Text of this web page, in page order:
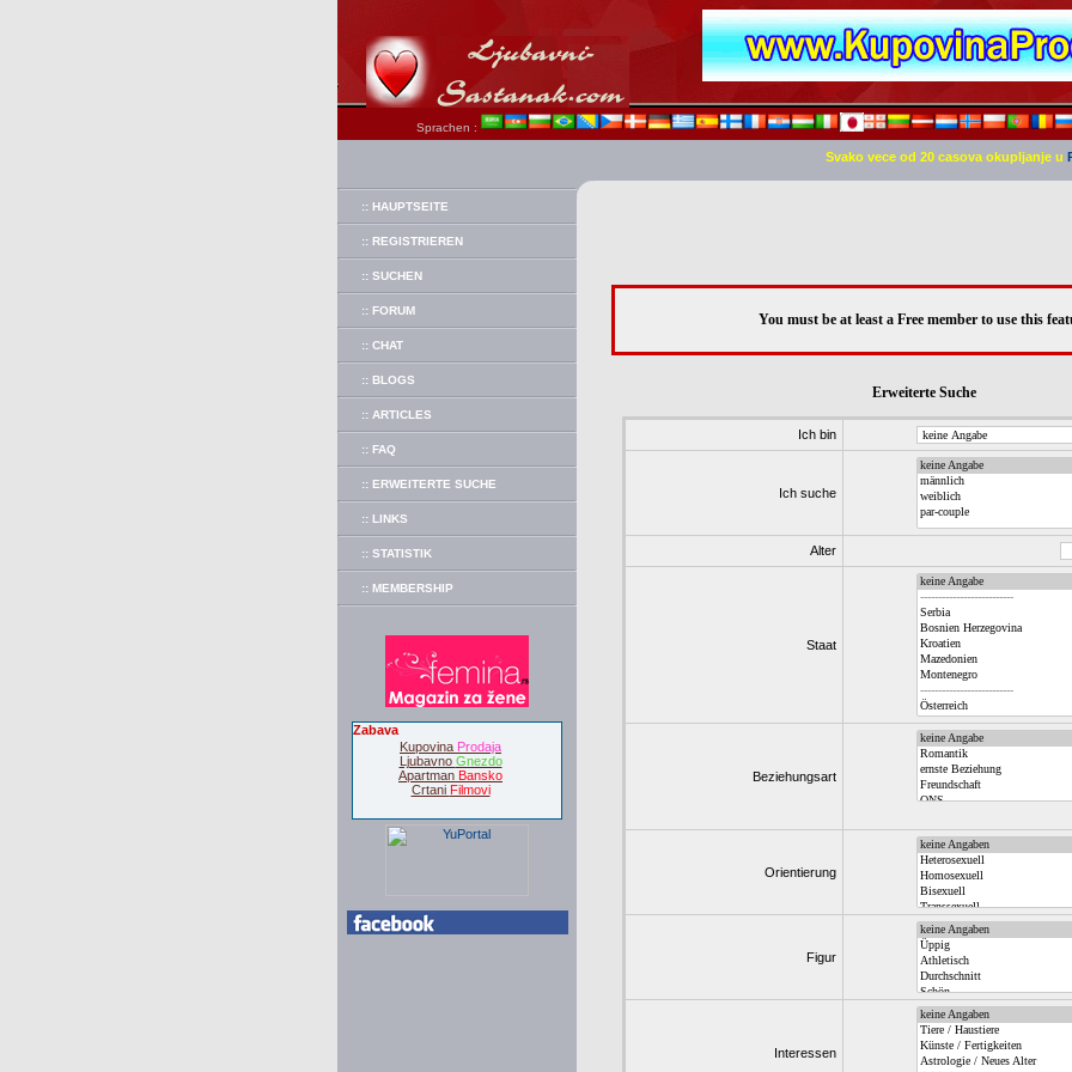
Sprachen :
:: HAUPTSEITE
:: REGISTRIEREN
:: SUCHEN
:: FORUM
:: CHAT
:: BLOGS
:: ARTICLES
:: FAQ
:: ERWEITERTE SUCHE
:: LINKS
:: STATISTIK
:: MEMBERSHIP
Zabava
Kupovina Prodaja
Ljubavno Gnezdo
Apartman Bansko
Crtani Filmovi
Svako vece od 20 casova okupljanje u
You must be at least a Free member to use this
Erweiterte Suche
Ich bin
Ich suche
Alter
Staat
Beziehungsart
Orientierung
Figur
Interessen